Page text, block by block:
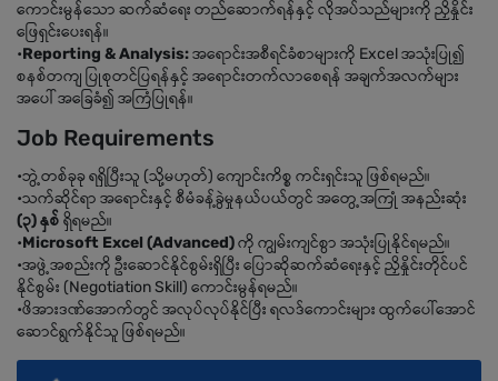
ကောင်းမွန်သော ဆက်ဆံရေး တည်ဆောက်ရန်နှင့် လိုအပ်သည်များကို ညှိနှိုင်း
ဖြေရှင်းပေးရန်။
•Reporting & Analysis:အရောင်းအစီရင်ခံစာများကို Excel အသုံးပြု၍
စနစ်တကျ ပြုစုတင်ပြရန်နှင့် အရောင်းတက်လာစေရန် အချက်အလက်များ
အပေါ် အခြေခံ၍ အကြံပြုရန်။
Job Requirements
•ဘွဲ့တစ်ခုခု ရရှိပြီးသူ (သို့မဟုတ်) ကျောင်းကိစ္စ ကင်းရှင်းသူ ဖြစ်ရမည်။
•သက်ဆိုင်ရာ အရောင်းနှင့် စီမံခန့်ခွဲမှုနယ်ပယ်တွင် အတွေ့အကြုံ အနည်းဆုံး
(၃) နှစ် ရှိရမည်။
•Microsoft Excel (Advanced)ကို ကျွမ်းကျင်စွာ အသုံးပြုနိုင်ရမည်။
•အဖွဲ့အစည်းကို ဦးဆောင်နိုင်စွမ်းရှိပြီး ပြောဆိုဆက်ဆံရေးနှင့် ညှိနှိုင်းတိုင်ပင်
နိုင်စွမ်း (Negotiation Skill) ကောင်းမွန်ရမည်။
•ဖိအားဒဏ်အောက်တွင် အလုပ်လုပ်နိုင်ပြီး ရလဒ်ကောင်းများ ထွက်ပေါ်အောင်
ဆောင်ရွက်နိုင်သူ ဖြစ်ရမည်။